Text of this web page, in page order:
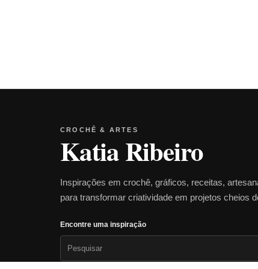
CROCHÊ & ARTES
Katia Ribeiro
Inspirações em crochê, gráficos, receitas,
para transformar criatividade em projetos cheios
Encontre uma inspiração